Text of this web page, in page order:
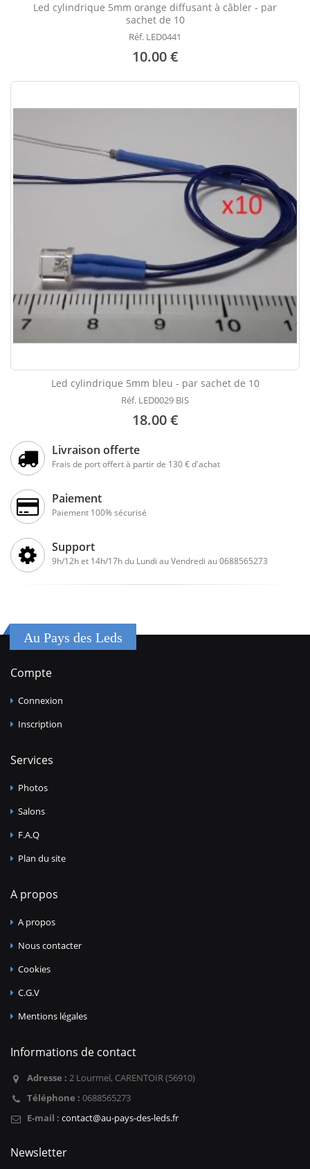
Led cylindrique 5mm orange diffusant à câbler - par
sachet de 10
Réf. LED0441
10.00 €
Led cylindrique 5mm bleu - par sachet de 10
Réf. LED0029 BIS
18.00 €
Livraison offerte
Frais de port offert à partir de 130 € d'achat
Paiement
Paiement 100% sécurisé
Support
9h/12h et 14h/17h du Lundi au Vendredi au 0688565273
Au Pays des Leds
Compte
Connexion
Inscription
Services
Photos
Salons
F.A.Q
Plan du site
A propos
A propos
Nous contacter
Cookies
C.G.V
Mentions légales
Informations de contact
Adresse : 2 Lourmel, CARENTOIR (56910)
Téléphone : 0688565273
E-mail : contact@au-pays-des-leds.fr
Newsletter